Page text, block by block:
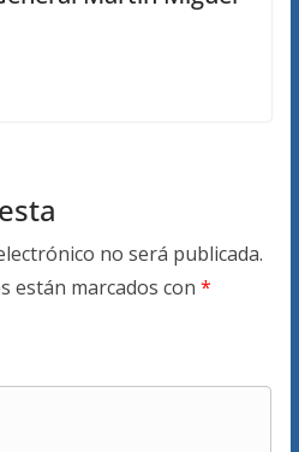
no será publicada.
están marcados con *